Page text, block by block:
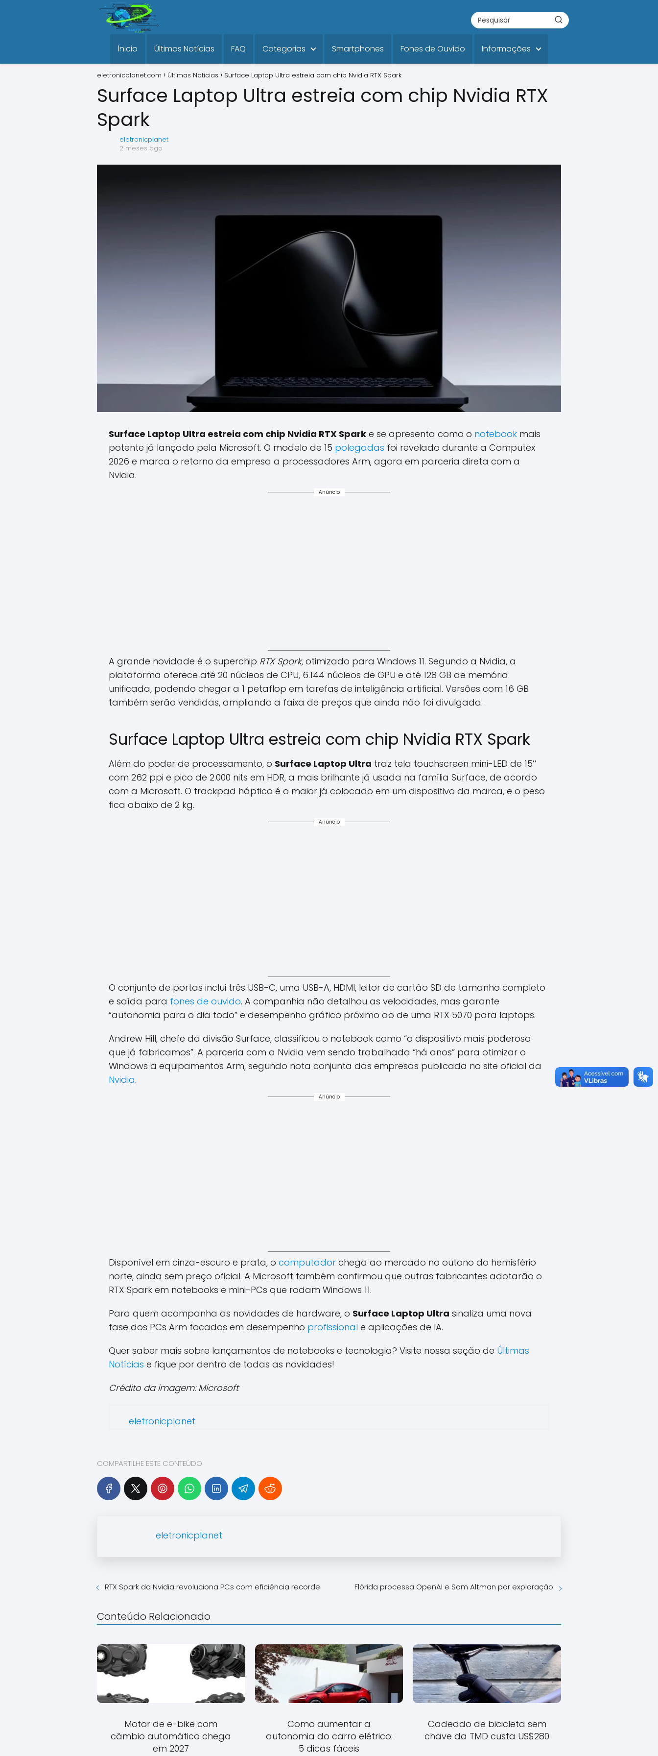
Ínicio Últimas Notícias FAQ Categorias Smartphones Fones de Ouvido Informações
eletronicplanet.com Últimas Notícias Surface Laptop Ultra estreia com chip Nvidia RTX Spark
Surface Laptop Ultra estreia com chip Nvidia RTX
Spark
eletronicplanet
2 meses ago
Surface Laptop Ultra estreia com chip Nvidia RTX Spark e se apresenta como o notebook mais
potente já lançado pela Microsoft. O modelo de 15 polegadas foi revelado durante a Computex
2026 e marca o retorno da empresa a processadores Arm, agora em parceria direta com a
Nvidia.
Anúncio
A grande novidade é o superchip RTX Spark, otimizado para Windows 11. Segundo a Nvidia, a
plataforma oferece até 20 núcleos de CPU, 6.144 núcleos de GPU e até 128 GB de memória
unificada, podendo chegar a 1 petaflop em tarefas de inteligência artificial. Versões com 16 GB
também serão vendidas, ampliando a faixa de preços que ainda não foi divulgada.
Surface Laptop Ultra estreia com chip Nvidia RTX Spark
Além do poder de processamento, o Surface Laptop Ultra traz tela touchscreen mini-LED de 15’’
com 262 ppi e pico de 2.000 nits em HDR, a mais brilhante já usada na família Surface, de acordo
com a Microsoft. O trackpad háptico é o maior já colocado em um dispositivo da marca, e o peso
fica abaixo de 2 kg.
Anúncio
O conjunto de portas inclui três USB-C, uma USB-A, HDMI, leitor de cartão SD de tamanho completo
e saída para fones de ouvido. A companhia não detalhou as velocidades, mas garante
“autonomia para o dia todo” e desempenho gráfico próximo ao de uma RTX 5070 para laptops.
Andrew Hill, chefe da divisão Surface, classificou o notebook como “o dispositivo mais poderoso
que já fabricamos”. A parceria com a Nvidia vem sendo trabalhada “há anos” para otimizar o
Windows a equipamentos Arm, segundo nota conjunta das empresas publicada no site oficial da
Nvidia.
Anúncio
Disponível em cinza-escuro e prata, o computador chega ao mercado no outono do hemisfério
norte, ainda sem preço oficial. A Microsoft também confirmou que outras fabricantes adotarão o
RTX Spark em notebooks e mini-PCs que rodam Windows 11.
Para quem acompanha as novidades de hardware, o Surface Laptop Ultra sinaliza uma nova
fase dos PCs Arm focados em desempenho profissional e aplicações de IA.
Quer saber mais sobre lançamentos de notebooks e tecnologia? Visite nossa seção de Últimas
Notícias e fique por dentro de todas as novidades!
Crédito da imagem: Microsoft
eletronicplanet
COMPARTILHE ESTE CONTEÚDO
eletronicplanet
RTX Spark da Nvidia revoluciona PCs com eficiência recorde Flórida processa OpenAI e Sam Altman por exploração
Conteúdo Relacionado
Motor de e-bike com
câmbio automático chega
em 2027
Como aumentar a
autonomia do carro elétrico:
5 dicas fáceis
Cadeado de bicicleta sem
chave da TMD custa US$280